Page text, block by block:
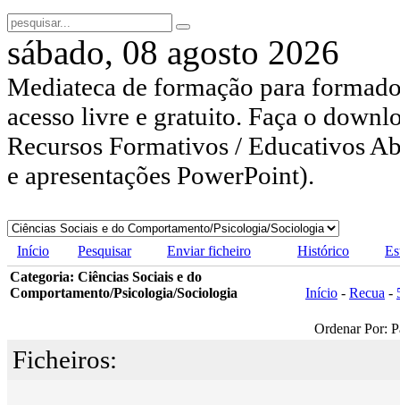
sábado, 08 agosto 2026
Mediateca de formação para
acesso livre e gratuito. Faça o
Recursos Formativos / Educativos
e apresentações PowerPoint).
Início Pesquisar Enviar ficheiro Histórico
Categoria: Ciências Sociais e do
Comportamento/Psicologia/Sociologia
Início - Recua -
Ordenar Por:
Ficheiros: